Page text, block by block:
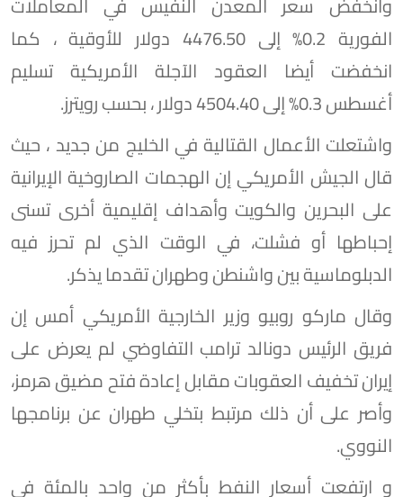
الفورية 0.2% إلى 4476.50 دولار للأوقية ، كما
انخفضت أيضا العقود الآجلة الأمريكية تسليم
أغسطس 0.3% إلى 4504.40 دولار ، بحسب رويترز.
واشتعلت الأعمال القتالية في الخليج من جديد ، حيث
قال الجيش الأمريكي إن الهجمات الصاروخية ⁠الإيرانية
على البحرين والكويت وأهداف إقليمية أخرى تسنى
إحباطها أو فشلت، في الوقت الذي لم تحرز فيه
الدبلوماسية بين واشنطن وطهران تقدما يذكر.
وقال ماركو روبيو وزير الخارجية الأمريكي أمس إن
فريق الرئيس دونالد ترامب التفاوضي لم يعرض على
إيران تخفيف العقوبات مقابل إعادة فتح مضيق هرمز،
وأصر على أن ذلك مرتبط بتخلي طهران عن برنامجها
النووي.
و ارتفعت أسعار النفط بأكثر من واحد بالمئة في